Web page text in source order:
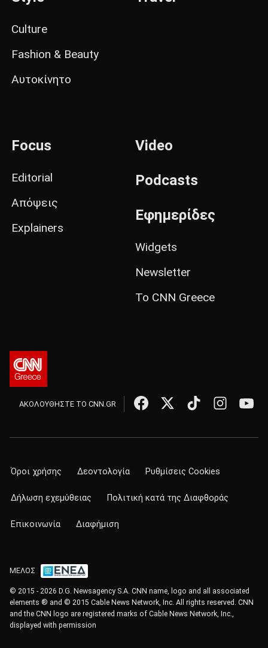
Culture
Fashion & Beauty
Αυτοκίνητο
Focus
Editorial
Απόψεις
Explainers
Video
Podcasts
Εφημερίδες
Widgets
Newsletter
Το CNN Greece
ΑΚΟΛΟΥΘΗΣΤΕ ΤΟ CNN.GR
Όροι χρήσης Δεοντολογία Ρυθμίσεις Cookies
Δήλωση εχεμύθειας Πολιτική κατά της Διαφθοράς
Επικοινωνία Διαφήμιση
ΜΕΛΟΣ
© 2015 - 2026 D.G. Newsagency S.A. CNN name, logo and all associated
elements ® and © 2015 Cable News Network, Inc. All rights reserved. CNN
and the CNN logo are registered marks of Cable News Network, Inc.,
displayed with permission